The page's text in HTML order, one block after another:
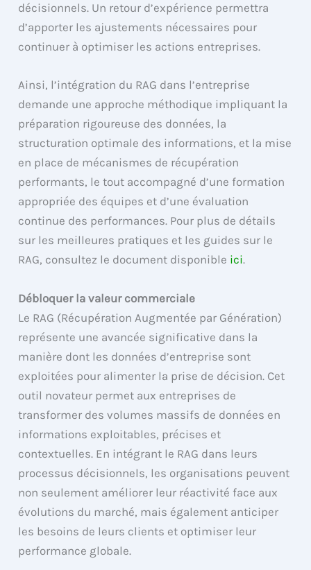
décisionnels. Un retour d’expérience permettra
d’apporter les ajustements nécessaires pour
continuer à optimiser les actions entreprises.
Ainsi, l’intégration du RAG dans l’entreprise
demande une approche méthodique impliquant la
préparation rigoureuse des données, la
structuration optimale des informations, et la mise
en place de mécanismes de récupération
performants, le tout accompagné d’une formation
appropriée des équipes et d’une évaluation
continue des performances. Pour plus de détails
sur les meilleures pratiques et les guides sur le
RAG, consultez le document disponible ici.
Débloquer la valeur commerciale
Le RAG (Récupération Augmentée par Génération)
représente une avancée significative dans la
manière dont les données d’entreprise sont
exploitées pour alimenter la prise de décision. Cet
outil novateur permet aux entreprises de
transformer des volumes massifs de données en
informations exploitables, précises et
contextuelles. En intégrant le RAG dans leurs
processus décisionnels, les organisations peuvent
non seulement améliorer leur réactivité face aux
évolutions du marché, mais également anticiper
les besoins de leurs clients et optimiser leur
performance globale.